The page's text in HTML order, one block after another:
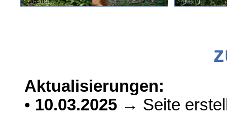
Aktualisierungen:
• 10.03.2025 → Seite